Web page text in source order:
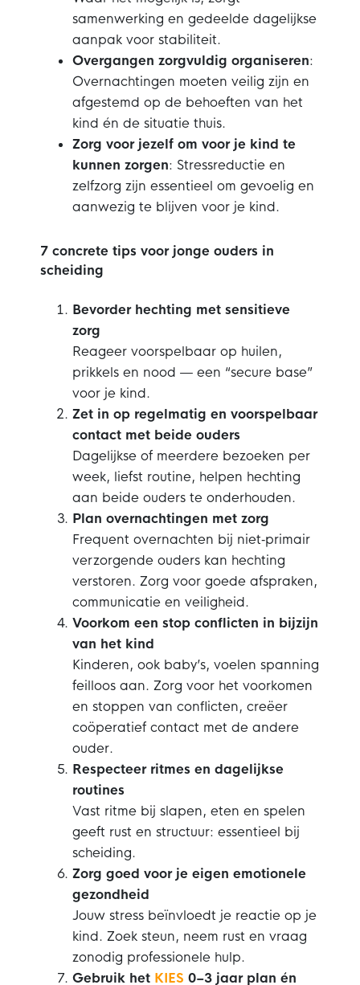
samenwerking en gedeelde dagelijkse
aanpak voor stabiliteit.
Overgangen zorgvuldig organiseren:
Overnachtingen moeten veilig zijn en
afgestemd op de behoeften van het
kind én de situatie thuis.
Zorg voor jezelf om voor je kind te
kunnen zorgen: Stressreductie en
zelfzorg zijn essentieel om gevoelig en
aanwezig te blijven voor je kind.
7 concrete tips voor jonge ouders in
scheiding
Bevorder hechting met sensitieve
zorg
Reageer voorspelbaar op huilen,
prikkels en nood — een “secure base”
voor je kind.
Zet in op regelmatig en voorspelbaar
contact met beide ouders
Dagelijkse of meerdere bezoeken per
week, liefst routine, helpen hechting
aan beide ouders te onderhouden.
Plan overnachtingen met zorg
Frequent overnachten bij niet‑primair
verzorgende ouders kan hechting
verstoren. Zorg voor goede afspraken,
communicatie en veiligheid.
Voorkom een stop conflicten in bijzijn
van het kind
Kinderen, ook baby’s, voelen spanning
feilloos aan. Zorg voor het voorkomen
en stoppen van conflicten, creëer
coöperatief contact met de andere
ouder.
Respecteer ritmes en dagelijkse
routines
Vast ritme bij slapen, eten en spelen
geeft rust en structuur: essentieel bij
scheiding.
Zorg goed voor je eigen emotionele
gezondheid
Jouw stress beïnvloedt je reactie op je
kind. Zoek steun, neem rust en vraag
zonodig professionele hulp.
Gebruik het KIES 0–3 jaar plan én